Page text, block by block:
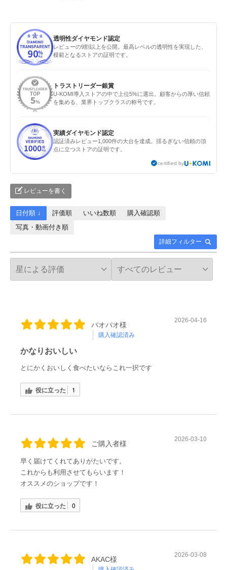
透明性ダイヤモンド認定
レビューの9割以上を公開。最高レベルの透明性を実現した、
模範となるストアの証明です。
トラストリーダー銀賞
U-KOMI導入ストアの中で上位5%に選出。顧客からの厚い信頼
を集める、業界トップクラスの称号です。
実績ダイヤモンド認定
認証済みレビュー1,000件の大台を達成。揺るぎない信頼の頂
点に立つストアの証明です。
certified by
レビューを書く
詳細フィルター
日付順 ↓ 評価順 いいね数順
購入確認順
写真・動画付き順
パオパオ様
購入確認済み
2026-04-16
かなりおいしい
とにかくおいしく食べたいならこれ一択です
役に立った 1
ご購入者様
2026-03-10
早く届けてくれてありがたいです。
これからも利用させてもらいます！
オススメのショップです！
役に立った 0
AKAC様
2026-03-08